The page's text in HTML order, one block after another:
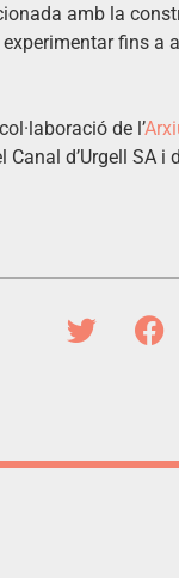
amb la
fins a
de l’
d’Urgell SA i